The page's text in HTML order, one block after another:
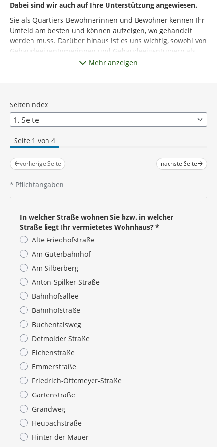
Dabei sind wir auch auf Ihre Unterstützung angewiesen.
Sie als Quartiers-Bewohnerinnen und Bewohner kennen Ihr
Umfeld am besten und können aufzeigen, wo gehandelt
werden muss. Darüber hinaus ist es uns wichtig, sowohl von
Gebäudeeigentümerinnen und Gebäudeeigentümern als
auch von Mieterinnen und Mietern zu erfahren, wie wir sie
Quartier sehen oder auch was Ihnen gut gefällt.
Wir freuen uns sehr über Ihre Bereitschaft, an dieser kurzen
Umfrage (max. 7 Minuten) teilzunehmen und uns auf diese
Weise zu unterstützen. Unter allen Teilnehmenden verlosen
wir drei Gutscheine der Buchhandlung Wedegärtner im
Wert von je 20 Euro.
Vielen Dank für Ihre Beteiligung!
Ihr Carsten Torke, Bürgermeister
Eine Teilnahme an der Befragung ist bis zum30.11.2023
möglich.
Mehr anzeigen
Seitenindex
Seite 1 von 4
vorherige Seite nächste Seite
* Pflichtangaben
In welcher Straße wohnen Sie bzw. in welcher
Straße liegt Ihr vermietetes Wohnhaus? *
Alte Friedhofstraße
Am Güterbahnhof
Am Silberberg
Anton-Spilker-Straße
Bahnhofsallee
Bahnhofstraße
Buchentalsweg
Detmolder Straße
Eichenstraße
Emmerstraße
Friedrich-Ottomeyer-Straße
Gartenstraße
Grandweg
Heubachstraße
Hinter der Mauer